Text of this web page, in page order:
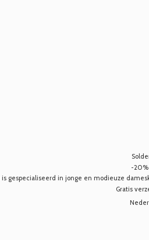
-20%
is gespecialiseerd in jonge en modieuze
Gratis